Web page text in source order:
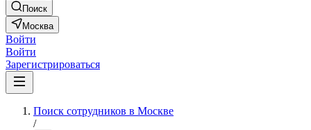
Поиск
Москва
Войти
Войти
Зарегистрироваться
Поиск сотрудников в Москве
/